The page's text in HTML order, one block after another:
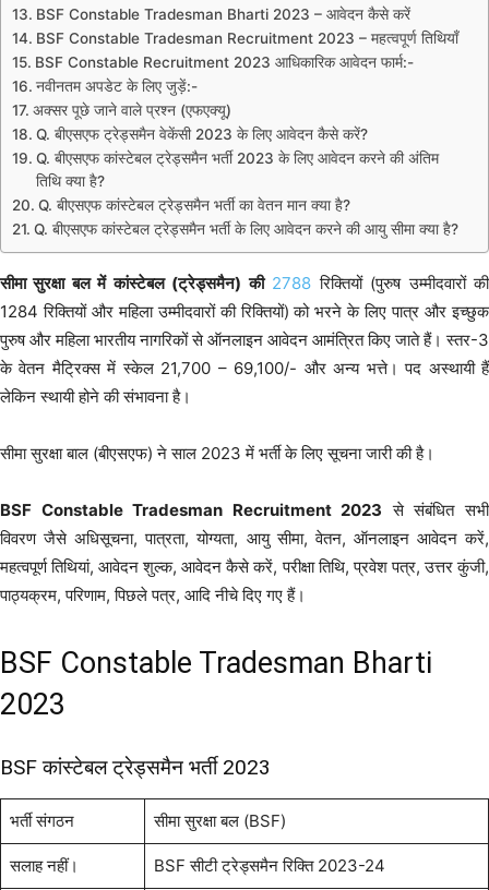
BSF Constable Tradesman Bharti 2023 – आवेदन कैसे करें
BSF Constable Tradesman Recruitment 2023 – महत्वपूर्ण तिथियाँ
BSF Constable Recruitment 2023 आधिकारिक आवेदन फार्म:-
नवीनतम अपडेट के लिए जुड़ें:-
अक्सर पूछे जाने वाले प्रश्न (एफएक्यू)
Q. बीएसएफ ट्रेड्समैन वेकेंसी 2023 के लिए आवेदन कैसे करें?
Q. बीएसएफ कांस्टेबल ट्रेड्समैन भर्ती 2023 के लिए आवेदन करने की अंतिम
तिथि क्या है?
Q. बीएसएफ कांस्टेबल ट्रेड्समैन भर्ती का वेतन मान क्या है?
Q. बीएसएफ कांस्टेबल ट्रेड्समैन भर्ती के लिए आवेदन करने की आयु सीमा क्या है?
सीमा सुरक्षा बल में कांस्टेबल (ट्रेड्समैन) की 2788 रिक्तियों (पुरुष उम्मीदवारों की
1284 रिक्तियों और महिला उम्मीदवारों की रिक्तियों) को भरने के लिए पात्र और इच्छुक
पुरुष और महिला भारतीय नागरिकों से ऑनलाइन आवेदन आमंत्रित किए जाते हैं। स्तर-3
के वेतन मैट्रिक्स में स्केल 21,700 – 69,100/- और अन्य भत्ते। पद अस्थायी हैं
लेकिन स्थायी होने की संभावना है।
सीमा सुरक्षा बाल (बीएसएफ) ने साल 2023 में भर्ती के लिए सूचना जारी की है।
BSF Constable Tradesman Recruitment 2023 से संबंधित सभी
विवरण जैसे अधिसूचना, पात्रता, योग्यता, आयु सीमा, वेतन, ऑनलाइन आवेदन करें,
महत्वपूर्ण तिथियां, आवेदन शुल्क, आवेदन कैसे करें, परीक्षा तिथि, प्रवेश पत्र, उत्तर कुंजी,
पाठ्यक्रम, परिणाम, पिछले पत्र, आदि नीचे दिए गए हैं।
BSF Constable Tradesman Bharti
2023
BSF कांस्टेबल ट्रेड्समैन भर्ती 2023
भर्ती संगठन सीमा सुरक्षा बल (BSF)
सलाह नहीं। BSF सीटी ट्रेड्समैन रिक्ति 2023-24